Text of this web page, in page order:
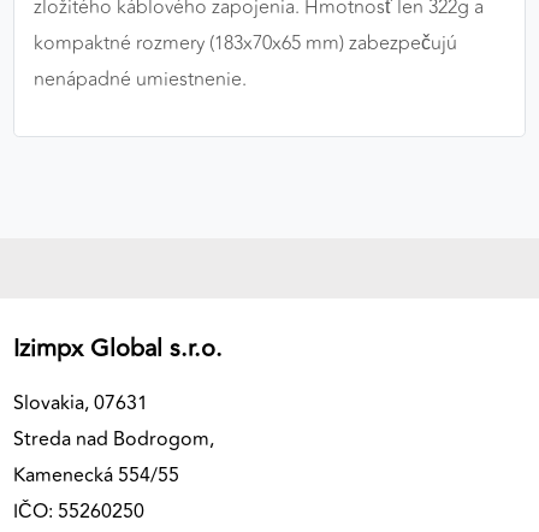
zložitého káblového zapojenia. Hmotnosť len 322g a
kompaktné rozmery (183x70x65 mm) zabezpečujú
nenápadné umiestnenie.
Izimpx Global s.r.o.
Slovakia, 07631
Streda nad Bodrogom,
Kamenecká 554/55
IČO: 55260250